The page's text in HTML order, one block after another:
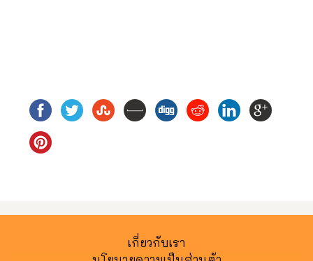
เกี่ยวกับเรา